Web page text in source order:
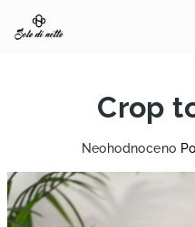
obsah
Crop
Průměrné
produktu
je
0,0
Neohodnoceno